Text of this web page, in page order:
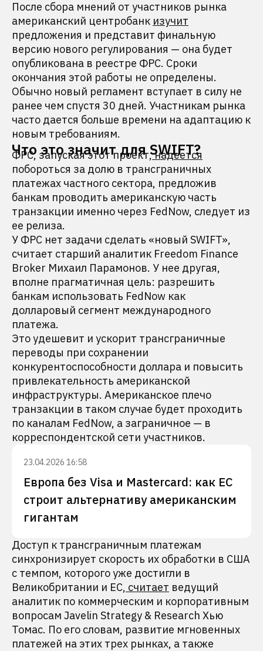
После сбора мнений от участников рынка
американский центробанк изучит
предложения и представит финальную
версию нового регулирования — она будет
опубликована в реестре ФРС. Сроки
окончания этой работы не определены.
Обычно новый регламент вступает в силу не
ранее чем спустя 30 дней. Участникам рынка
часто дается больше времени на адаптацию к
новым требованиям.
Что это значит для SWIFT?
ФРС, запуская этот проект,надеется
побороться за долю в трансграничных
платежах частного сектора, предложив
банкам проводить американскую часть
транзакции именно через FedNow, следует из
ее релиза.
У ФРС нет задачи сделать «новый SWIFT»,
считает старший аналитик Freedom Finance
Broker Михаил Парамонов. У нее другая,
вполне прагматичная цель: разрешить
банкам использовать FedNow как
долларовый сегмент международного
платежа.
Это удешевит и ускорит трансграничные
переводы при сохранении
конкурентоспособности доллара и повысить
привлекательность американской
инфраструктуры. Американское плечо
транзакции в таком случае будет проходить
по каналам FedNow, а заграничное — в
корреспондентской сети участников.
23.04.2026 16:58
Европа без Visa и Mastercard: как ЕС
строит альтернативу американским
гигантам
Доступ к трансграничным платежам
синхронизирует скорость их обработки в США
с темпом, которого уже достигли в
Великобритании и ЕС, считает ведущий
аналитик по коммерческим и корпоративным
вопросам Javelin Strategy & Research Хью
Томас. По его словам, развитие мгновенных
платежей на этих трех рынках, а также